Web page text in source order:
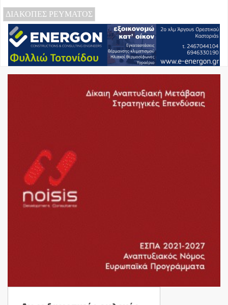
ΔΙΑΚΟΠΕΣ ΡΕΥΜΑΤΟΣ